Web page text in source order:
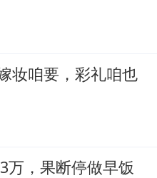
妆咱要，彩礼咱也
万，果断停做早饭